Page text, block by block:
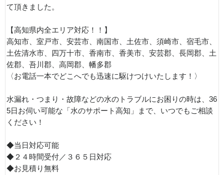
て頂きました。
【高知県内全エリア対応！！】
高知市、室戸市、安芸市、南国市、土佐市、須崎市、宿毛市、
土佐清水市、四万十市、香南市、香美市、安芸郡、長岡郡、土
佐郡、吾川郡、高岡郡、幡多郡
〈お電話一本でどこへでも迅速に駆けつけいたします！〉
水漏れ・つまり・故障などの水のトラブルにお困りの時は、36
5日お伺い可能な「水のサポート高知」まで、いつでもご相談
ください！
◆当日対応可能
◆２４時間受付／３６５日対応
◆お見積り無料